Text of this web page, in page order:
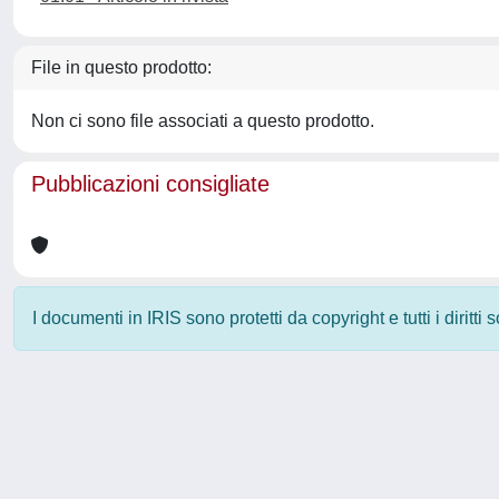
File in questo prodotto:
Non ci sono file associati a questo prodotto.
Pubblicazioni consigliate
I documenti in IRIS sono protetti da copyright e tutti i diritti